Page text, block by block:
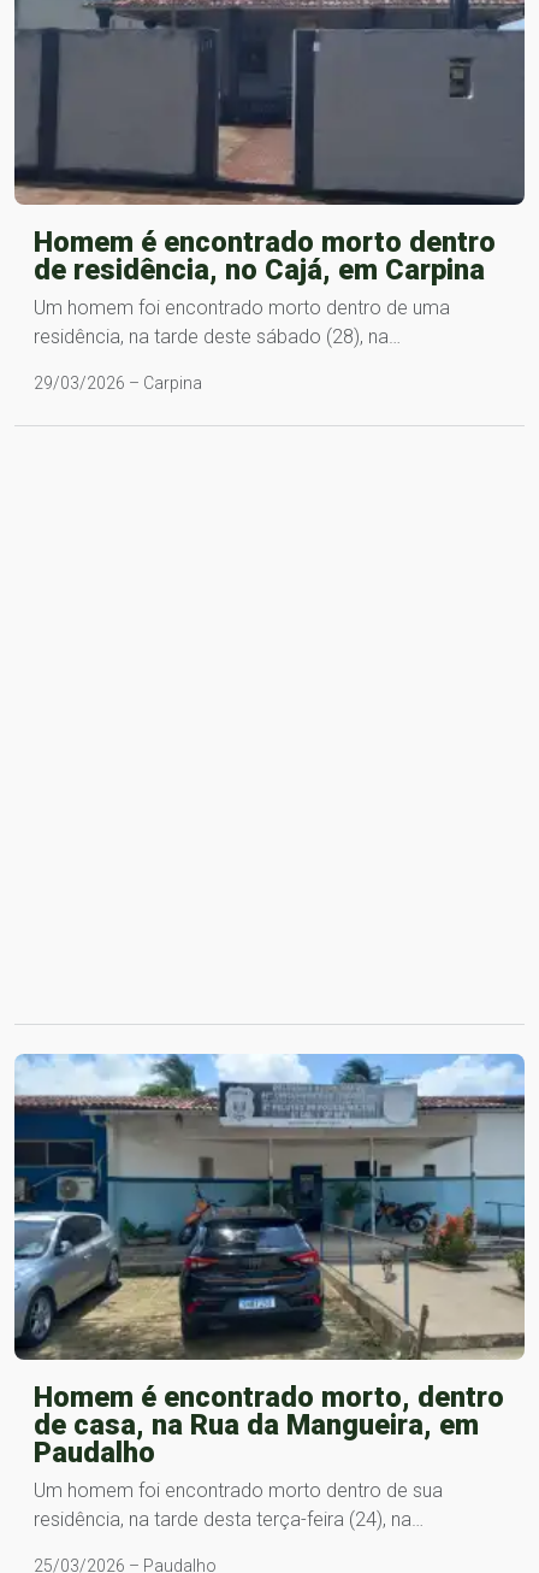
Homem é encontrado morto dentro
de residência, no Cajá, em Carpina
Um homem foi encontrado morto dentro de uma
residência, na tarde deste sábado (28), na…
29/03/2026 – Carpina
Homem é encontrado morto, dentro
de casa, na Rua da Mangueira, em
Paudalho
Um homem foi encontrado morto dentro de sua
residência, na tarde desta terça-feira (24), na…
25/03/2026 – Paudalho